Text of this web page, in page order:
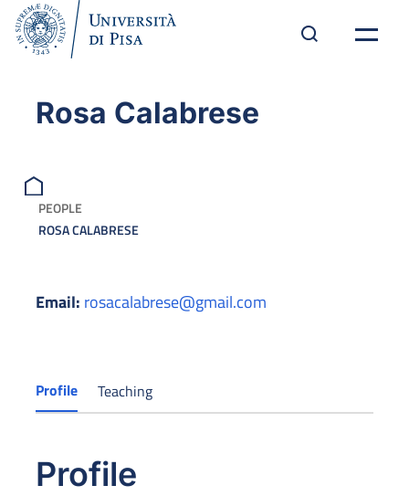
Rosa Calabrese
PEOPLE
ROSA CALABRESE
Email: rosacalabrese@gmail.com
Profile Teaching
Profile